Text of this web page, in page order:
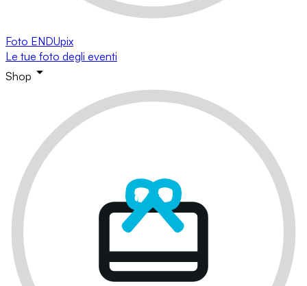
Foto ENDUpix
Le tue foto degli eventi
Shop